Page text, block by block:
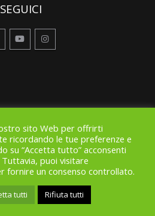
SEGUICI
Reserved |
-Cookie policy
sito Web per offrirti
ricordando le tue preferenze e
su “Accetta tutto” acconsenti
puoi visitare
fornire un consenso controllato.
tutti Rifiuta tutti